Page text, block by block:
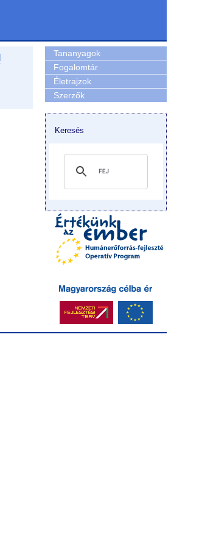
Tananyagok
Fogalomtár
Életrajzok
Szerzők
Keresés